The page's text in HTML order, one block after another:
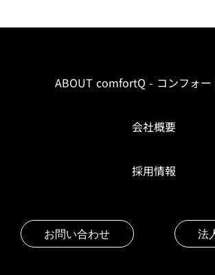
ABOUT comfortQ - コンフォー
会社概要
採用情報
お問い合わせ 法